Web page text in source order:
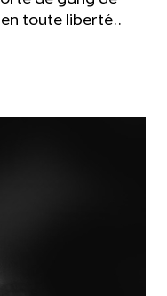
toute liberté..